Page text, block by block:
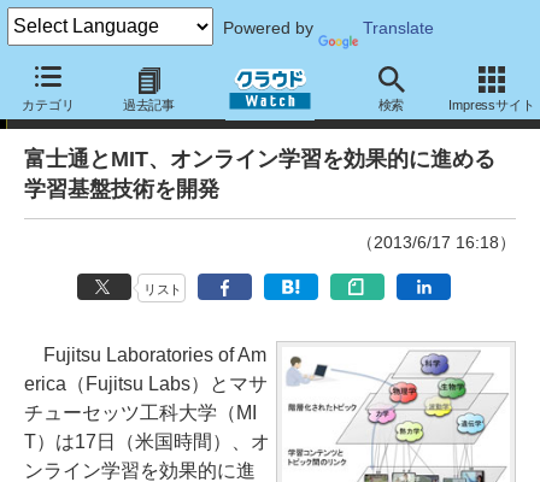
Powered by Translate
カテゴリ 過去記事 検索 Impressサイト
ニュース
富士通とMIT、オンライン学習を効果的に進める
学習基盤技術を開発
（2013/6/17 16:18）
リスト
Fujitsu Laboratories of Am
erica（Fujitsu Labs）とマサ
チューセッツ工科大学（MI
T）は17日（米国時間）、オ
ンライン学習を効果的に進